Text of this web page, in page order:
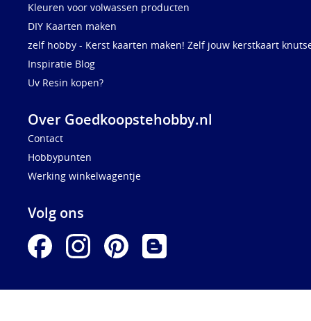
Kleuren voor volwassen producten
DIY Kaarten maken
zelf hobby - Kerst kaarten maken! Zelf jouw kerstkaart
Inspiratie Blog
Uv Resin kopen?
Over Goedkoopstehobby.nl
Contact
Hobbypunten
Werking winkelwagentje
Volg ons